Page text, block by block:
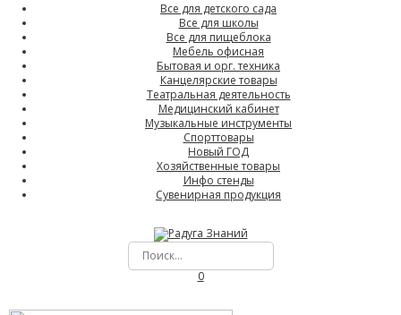
Все для детского сада
Все для школы
Все для пищеблока
Мебель офисная
Бытовая и орг. техника
Канцелярские товары
Театральная деятельность
Медицинский кабинет
Музыкальные инструменты
Спорттовары
Новый ГОД
Хозяйственные товары
Инфо стенды
Сувенирная продукция
0